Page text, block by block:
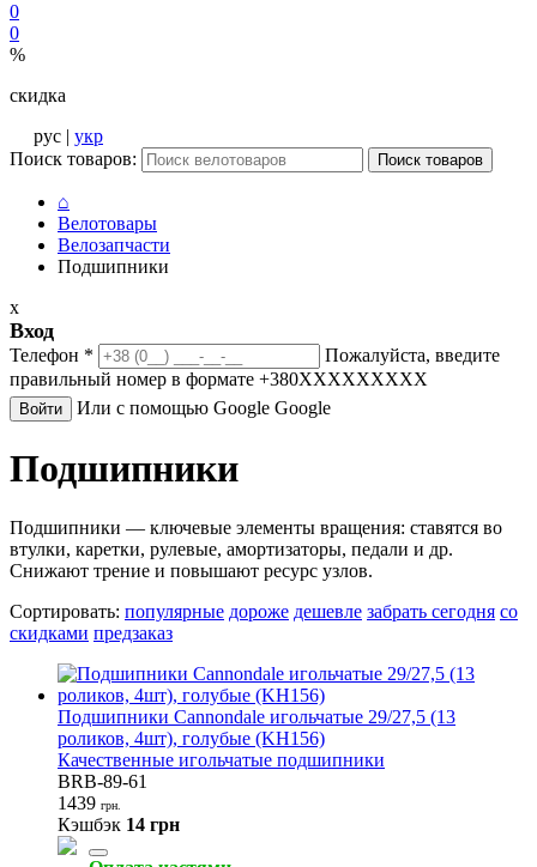
0
0
%
скидка
рус | укр
Поиск товаров:
Поиск товаров
⌂
Велотовары
Велозапчасти
Подшипники
x
Вход
Телефон *
Пожалуйста, введите
правильный номер в формате +380XXXXXXXXX
Войти Или с помощью Google Google
Подшипники
Подшипники — ключевые элементы вращения: ставятся во
втулки, каретки, рулевые, амортизаторы, педали и др.
Снижают трение и повышают ресурс узлов.
Сортировать: популярные дороже дешевле забрать сегодня со
скидками предзаказ
Подшипники Cannondale игольчатые 29/27,5 (13
роликов, 4шт), голубые (KH156)
Качественные игольчатые подшипники
BRB-89-61
1439 грн.
Кэшбэк 14 грн